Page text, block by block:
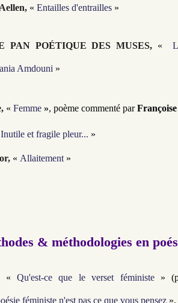
, « Entailles d'entrailles »
PAN POÉTIQUE DES MUSES, «
Amdouni »
« Femme », poème commenté par
Inutile et fragile pleur... »
« Allaitement »
& méthodologies en
«Qu'est-ce que le verset féministe »
féministe n'est pas ce que vous pensez »,